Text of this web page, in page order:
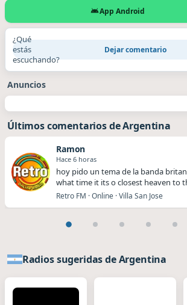
App Android
¿Qué
estás
escuchando?
Dejar comentario
Anuncios
Últimos comentarios de Argentina
Ramon
Hace 6 horas
hoy pido un tema de la banda
what time it its o closest heaven to
Retro FM · Online · Villa San Jose
Radios sugeridas de Argentina